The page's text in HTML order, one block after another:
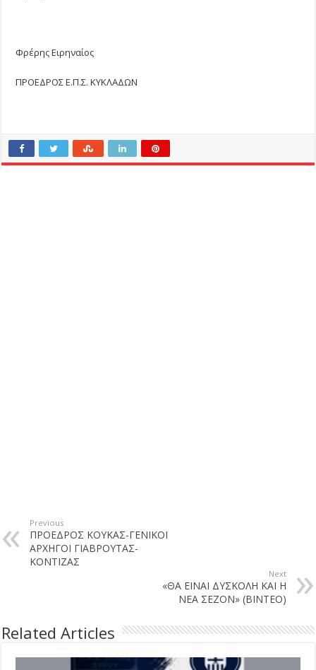
Φρέρης Ειρηναίος
ΠΡΟΕΔΡΟΣ Ε.Π.Σ. ΚΥΚΛΑΔΩΝ
Previous
ΠΡΟΕΔΡΟΣ ΚΟΥΚΑΣ-ΓΕΝΙΚΟΙ
ΑΡΧΗΓΟΙ ΓΙΑΒΡΟΥΤΑΣ-
ΚΟΝΤΙΖΑΣ
Next
«ΘΑ ΕΙΝΑΙ ΔΥΣΚΟΛΗ ΚΑΙ Η
ΝΕΑ ΣΕΖΟΝ» (ΒΙΝΤΕΟ)
Related Articles